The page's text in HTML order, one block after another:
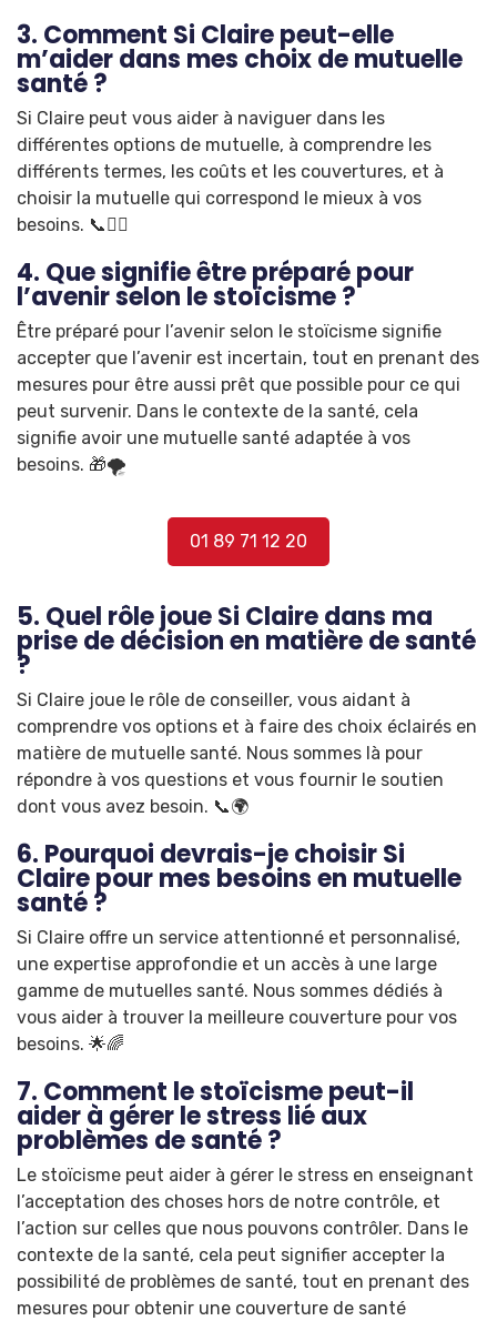
3. Comment Si Claire peut-elle
m’aider dans mes choix de mutuelle
santé ?
Si Claire peut vous aider à naviguer dans les
différentes options de mutuelle, à comprendre les
différents termes, les coûts et les couvertures, et à
choisir la mutuelle qui correspond le mieux à vos
besoins. 📞🕵️‍♀️
4. Que signifie être préparé pour
l’avenir selon le stoïcisme ?
Être préparé pour l’avenir selon le stoïcisme signifie
accepter que l’avenir est incertain, tout en prenant des
mesures pour être aussi prêt que possible pour ce qui
peut survenir. Dans le contexte de la santé, cela
signifie avoir une mutuelle santé adaptée à vos
besoins. 🎁🌪️
01 89 71 12 20
5. Quel rôle joue Si Claire dans ma
prise de décision en matière de santé
?
Si Claire joue le rôle de conseiller, vous aidant à
comprendre vos options et à faire des choix éclairés en
matière de mutuelle santé. Nous sommes là pour
répondre à vos questions et vous fournir le soutien
dont vous avez besoin. 📞🌍
6. Pourquoi devrais-je choisir Si
Claire pour mes besoins en mutuelle
santé ?
Si Claire offre un service attentionné et personnalisé,
une expertise approfondie et un accès à une large
gamme de mutuelles santé. Nous sommes dédiés à
vous aider à trouver la meilleure couverture pour vos
besoins. 🌟🌈
7. Comment le stoïcisme peut-il
aider à gérer le stress lié aux
problèmes de santé ?
Le stoïcisme peut aider à gérer le stress en enseignant
l’acceptation des choses hors de notre contrôle, et
l’action sur celles que nous pouvons contrôler. Dans le
contexte de la santé, cela peut signifier accepter la
possibilité de problèmes de santé, tout en prenant des
mesures pour obtenir une couverture de santé